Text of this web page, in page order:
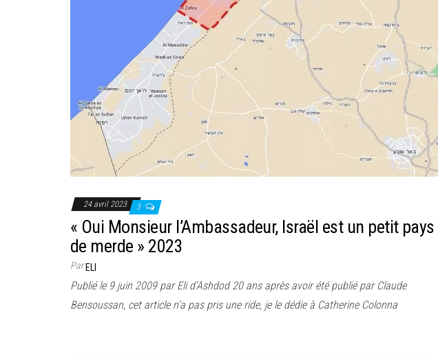
24 avril 2023 3
« Oui Monsieur l’Ambassadeur, Israël est un petit pays
de merde » 2023
ParELI
Publié le 9 juin 2009 par Eli d’Ashdod 20 ans après avoir été publié par Claude
Bensoussan, cet article n’a pas pris une ride, je le dédie à Catherine Colonna